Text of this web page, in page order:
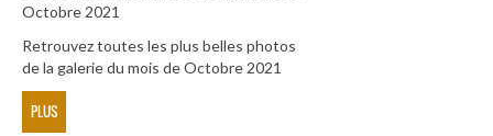
Octobre 2021
Retrouvez toutes les plus belles photos
de la galerie du mois de Octobre 2021
PLUS